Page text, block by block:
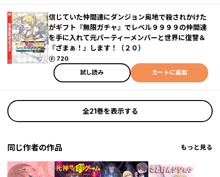
信じていた仲間達にダンジョン奥地で殺されかけた
がギフト『無限ガチャ』でレベル９９９９の仲間達
を手に入れて元パーティーメンバーと世界に復讐＆
『ざまぁ！』します！（２０）
720
ポイント
試し読み
カートに追加
全21巻を表示する
同じ作者の作品 もっと見る